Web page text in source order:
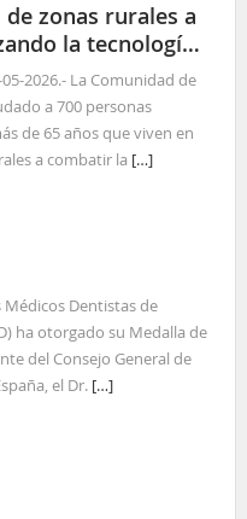
zonas rurales a
la tecnología
2026.- La Comunidad de
a 700 personas
de 65 años que viven en
a combatir la […]
Médicos Dentistas de
ha otorgado su Medalla de
del Consejo General de
el Dr. […]